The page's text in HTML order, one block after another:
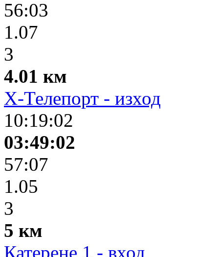
56:03
1.07
3
4.01 км
X-Телепорт - изход
10:19:02
03:49:02
57:07
1.05
3
5 км
Катерене 1 - вход